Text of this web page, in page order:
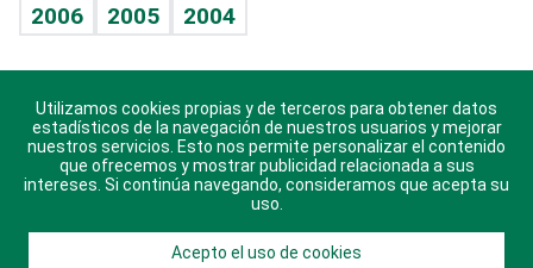
Sin complejos
En pocas palabras
Escuchando al corazón
Economía Personal
2006
2005 2004
Descarga nuestras aplicaciones para Android, iOS y
sistema Huawei.
Utilizamos cookies propias y de terceros para obtener datos
estadísticos de la navegación de nuestros usuarios y mejorar
nuestros servicios. Esto nos permite personalizar el contenido
que ofrecemos y mostrar publicidad relacionada a sus
intereses. Si continúa navegando, consideramos que acepta su
uso.
Acepto el uso de cookies